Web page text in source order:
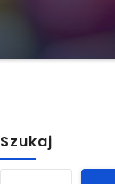
Szukaj